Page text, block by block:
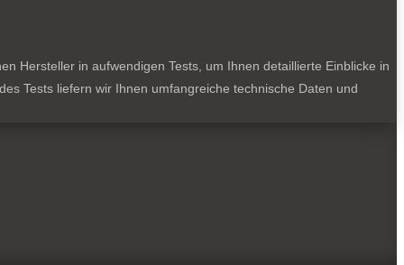
Hersteller in aufwendigen Tests, um Ihnen detaillierte Einblicke in
Tests liefern wir Ihnen umfangreiche technische Daten und